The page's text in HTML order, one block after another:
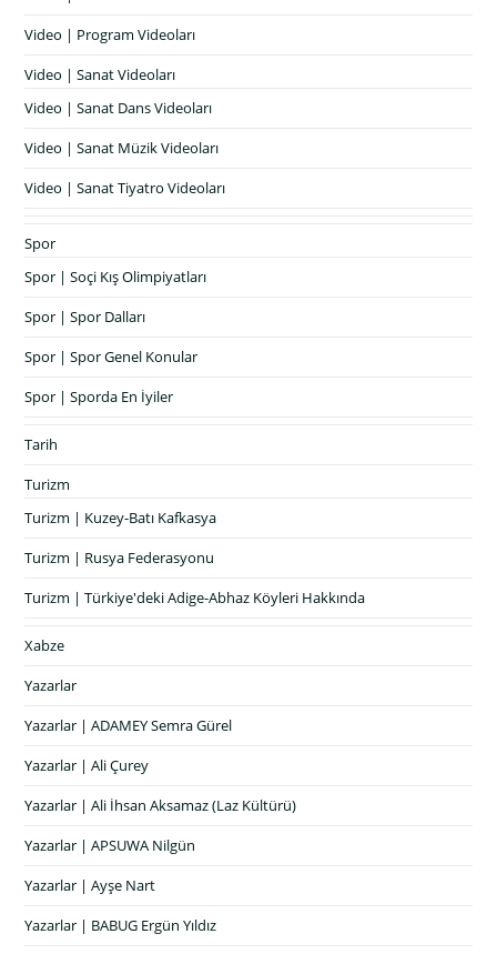
Video | Program Videoları
Video | Sanat Videoları
Video | Sanat Dans Videoları
Video | Sanat Müzik Videoları
Video | Sanat Tiyatro Videoları
Spor
Spor | Soçi Kış Olimpiyatları
Spor | Spor Dalları
Spor | Spor Genel Konular
Spor | Sporda En İyiler
Tarih
Turizm
Turizm | Kuzey-Batı Kafkasya
Turizm | Rusya Federasyonu
Turizm | Türkiye'deki Adige-Abhaz Köyleri Hakkında
Xabze
Yazarlar
Yazarlar | ADAMEY Semra Gürel
Yazarlar | Ali Çurey
Yazarlar | Ali İhsan Aksamaz (Laz Kültürü)
Yazarlar | APSUWA Nilgün
Yazarlar | Ayşe Nart
Yazarlar | BABUG Ergün Yıldız